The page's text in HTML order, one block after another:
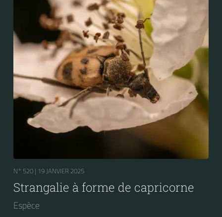
N° 520 | 19 JANVIER 2025
Strangalie à forme de capricorne
Espèce